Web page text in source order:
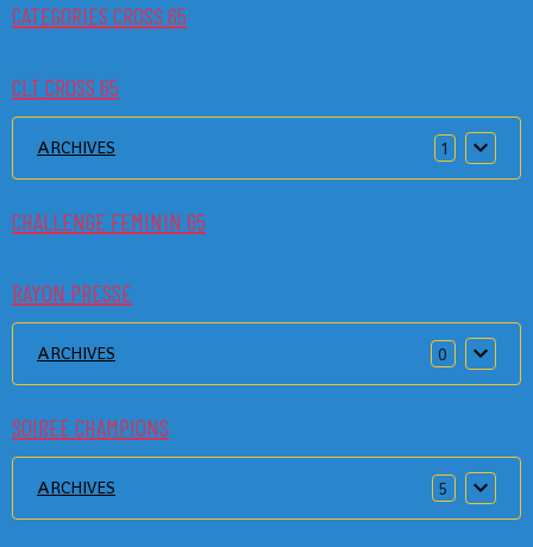
CATEGORIES CROSS 65
CLT CROSS 65
ARCHIVES 1
CHALLENGE FEMININ 65
RAYON PRESSE
ARCHIVES 0
SOIREE CHAMPIONS
ARCHIVES 5